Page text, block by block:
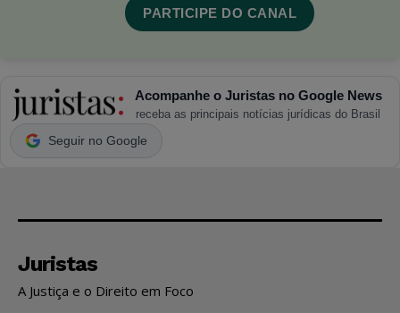
PARTICIPE DO CANAL
Acompanhe o Juristas no Google News
receba as principais notícias jurídicas do Brasil
Seguir no Google
Juristas
A Justiça e o Direito em Foco